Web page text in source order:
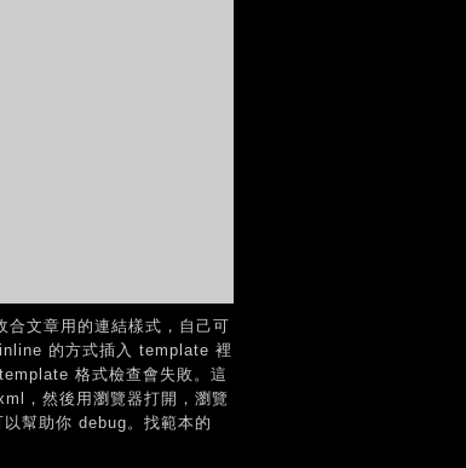
文章用的連結樣式，自己可
的方式插入 template 裡
格式檢查會失敗。這
，然後用瀏覽器打開，瀏覽
幫助你 debug。找範本的